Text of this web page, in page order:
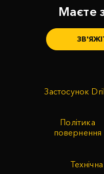
Маєте
Застосунок
Політика
повернення